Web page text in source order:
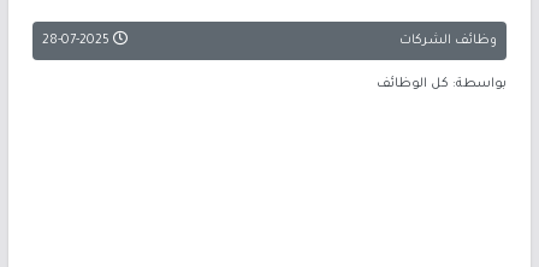
وظائف الشركات 28-07-2025
بواسطة: كل الوظائف